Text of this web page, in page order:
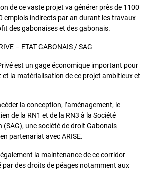
de ce vaste projet va générer près de 1100
emplois indirects par an durant les travaux
des gabonaises et des gabonais.
– ETAT GABONAIS / SAG
est un gage économique important pour
et la matérialisation de ce projet ambitieux et
la conception, l’aménagement, le
de la RN1 et de la RN3 à la Société
une société de droit Gabonais
partenariat avec ARISE.
la maintenance de ce corridor
par des droits de péages notamment aux